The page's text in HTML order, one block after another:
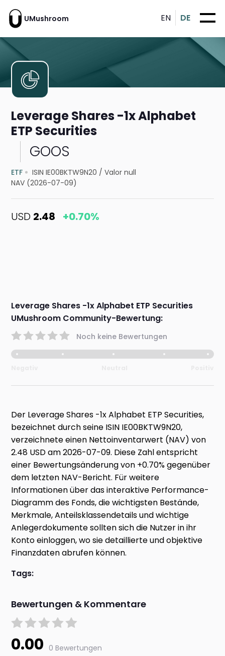
UMushroom EN DE
Leverage Shares -1x Alphabet
ETP Securities
GOOS
ETF ISIN IE00BKTW9N20 /Valor null
NAV (2026-07-09)
USD 2.48 +0.70%
Leverage Shares -1x Alphabet ETP Securities
UMushroom Community-Bewertung:
Noch keine Bewertungen
Der Leverage Shares -1x Alphabet ETP Securities,
bezeichnet durch seine ISIN IE00BKTW9N20,
verzeichnete einen Nettoinventarwert (NAV) von
2.48 USD am 2026-07-09. Diese Zahl entspricht
einer Bewertungsänderung von +0.70% gegenüber
dem letzten NAV-Bericht. Für weitere
Informationen über das interaktive Performance-
Diagramm des Fonds, die wichtigsten Bestände,
Merkmale, Anteilsklassendetails und wichtige
Anlegerdokumente sollten sich die Nutzer in ihr
Konto einloggen, wo sie detaillierte und objektive
Finanzdaten abrufen können.
Tags:
Bewertungen & Kommentare
0.00 0 Bewertungen